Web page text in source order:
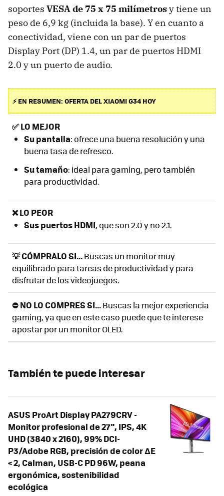
soportes VESA de 75 x 75 milímetrosy tiene un
peso de 6,9 kg (incluida la base). Y en cuanto a
conectividad, viene con un par de puertos
Display Port (DP) 1.4, un par de puertos HDMI
2.0 y un puerto de audio.
⚡ EN RESUMEN: OFERTA DEL XIAOMI G34 HOY
✅LO MEJOR
Su pantalla: ofrece una buena resolución y una
buena tasa de refresco.
Su tamaño: ideal para gaming, pero también
para productividad.
❌ LO PEOR
Sus puertos HDMI, que son 2.0 y no 2.1.
💡 CÓMPRALO SI...Buscas un monitor muy
equilibrado para tareas de productividad y para
disfrutar de los videojuegos.
⛔ NO LO COMPRES SI...Buscas la mejor experiencia
gaming, ya que en este caso puede que te interese
apostar por un monitor OLED.
También te puede interesar
ASUS ProArt Display PA279CRV -
Monitor profesional de 27", IPS, 4K
UHD (3840 x 2160), 99% DCI-
P3/Adobe RGB, precisión de color ΔE
< 2, Calman, USB-C PD 96W, peana
ergonómica, sostenibilidad
ecológica